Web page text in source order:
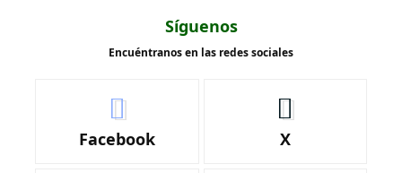
Síguenos
Encuéntranos en las redes sociales
Facebook X